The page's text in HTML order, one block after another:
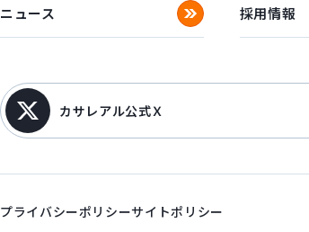
ニュース 採用情報
カサレアル公式Ｘ
プライバシーポリシーサイトポリシー